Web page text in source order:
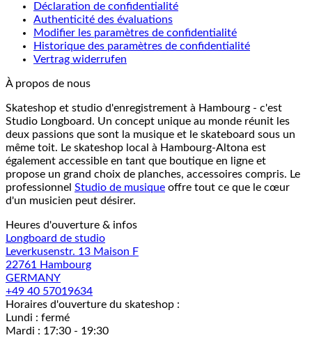
Déclaration de confidentialité
Authenticité des évaluations
Modifier les paramètres de confidentialité
Historique des paramètres de confidentialité
Vertrag widerrufen
À propos de nous
Skateshop et studio d'enregistrement à Hambourg - c'est
Studio Longboard. Un concept unique au monde réunit les
deux passions que sont la musique et le skateboard sous un
même toit. Le skateshop local à Hambourg-Altona est
également accessible en tant que boutique en ligne et
propose un grand choix de planches, accessoires compris. Le
professionnel Studio de musique offre tout ce que le cœur
d'un musicien peut désirer.
Heures d'ouverture & infos
Longboard de studio
Leverkusenstr. 13 Maison F
22761 Hambourg
GERMANY
+49 40 57019634
Horaires d'ouverture du skateshop :
Lundi : fermé
Mardi : 17:30 - 19:30